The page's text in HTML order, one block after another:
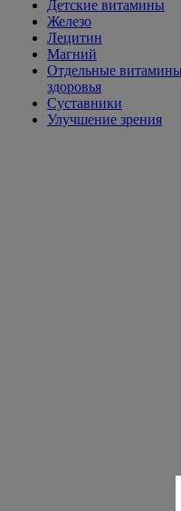
Детские витамины
Железо
Лецитин
Магний
Отдельные
здоровья
Суставники
Улучшение зрения